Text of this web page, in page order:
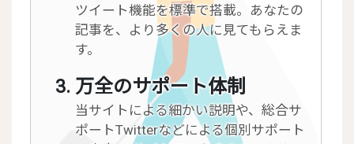
ツイート機能を標準で搭載。あなたの
記事を、より多くの人に見てもらえま
す。
万全のサポート体制
当サイトによる細かい説明や、総合サ
ポートTwitterなどによる個別サポート